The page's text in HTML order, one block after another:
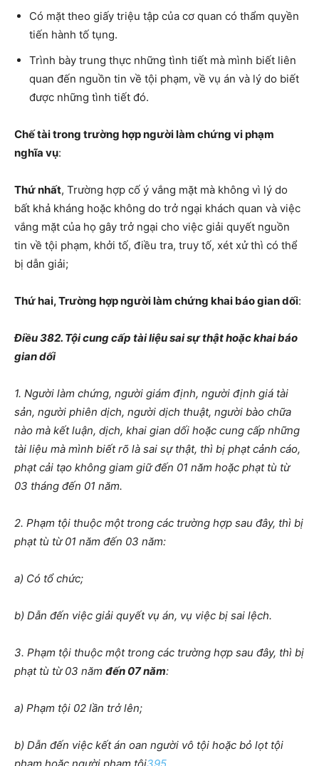
Có mặt theo giấy triệu tập của cơ quan có thẩm quyền
tiến hành tố tụng.
Trình bày trung thực những tình tiết mà mình biết liên
quan đến nguồn tin về tội phạm, về vụ án và lý do biết
được những tình tiết đó.
Chế tài trong trường hợp người làm chứng vi phạm
nghĩa vụ:
Thứ nhất, Trường hợp cố ý vắng mặt mà không vì lý do
bất khả kháng hoặc không do trở ngại khách quan và việc
vắng mặt của họ gây trở ngại cho việc giải quyết nguồn
tin về tội phạm, khởi tố, điều tra, truy tố, xét xử thì có thể
bị dẫn giải;
Thứ hai, Trường hợp người làm chứng khai báo gian dối:
Điều 382. Tội cung cấp tài liệu sai sự thật hoặc khai báo
gian dối
1. Người làm chứng, người giám định, người định giá tài
sản, người phiên dịch, người dịch thuật, người bào chữa
nào mà kết luận, dịch, khai gian dối hoặc cung cấp những
tài liệu mà mình biết rõ là sai sự thật, thì bị phạt cảnh cáo,
phạt cải tạo không giam giữ đến 01 năm hoặc phạt tù từ
03 tháng đến 01 năm.
2. Phạm tội thuộc một trong các trường hợp sau đây, thì bị
phạt tù từ 01 năm đến 03 năm:
a) Có tổ chức;
b) Dẫn đến việc giải quyết vụ án, vụ việc bị sai lệch.
3. Phạm tội thuộc một trong các trường hợp sau đây, thì bị
phạt tù từ 03 năm đến 07 năm:
a) Phạm tội 02 lần trở lên;
b) Dẫn đến việc kết án oan người vô tội hoặc bỏ lọt tội